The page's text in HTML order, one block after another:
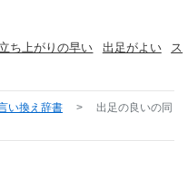
立ち上がりの早い 出足がよい
ス
い換え辞書 > 出足の良いの同